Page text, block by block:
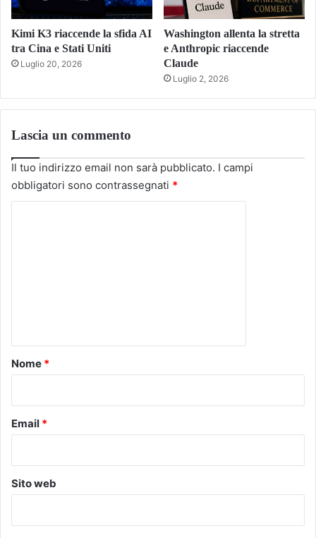
Kimi K3 riaccende la sfida AI
tra Cina e Stati Uniti
Luglio 20, 2026
Washington allenta la stretta
e Anthropic riaccende
Claude
Luglio 2, 2026
Lascia un commento
Il tuo indirizzo email non sarà pubblicato. I campi
obbligatori sono contrassegnati *
o
Nome *
Email *
Sito web